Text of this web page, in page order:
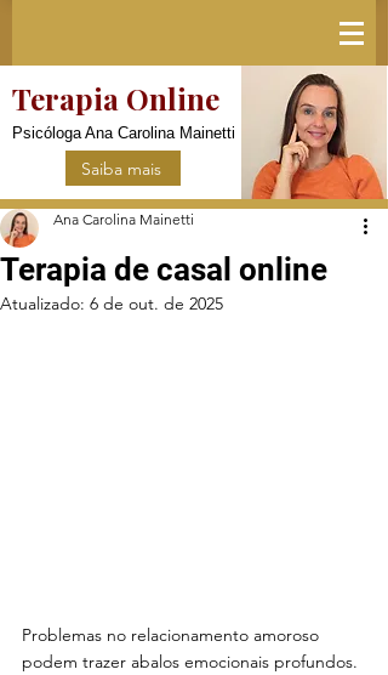
Terapia Online
Psicóloga Ana Carolina Mainetti
Saiba mais
Terapia de casal online
Ana Carolina Mainetti
Atualizado: 6 de out. de 2025
Problemas no relacionamento amoroso
podem trazer abalos emocionais profundos.